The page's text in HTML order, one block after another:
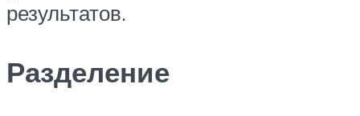
результатов.
Разделение